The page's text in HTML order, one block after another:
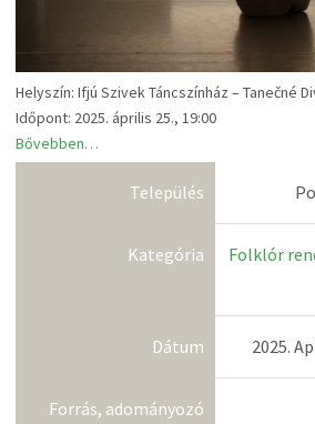
Helyszín: Ifjú Szivek Táncszínház – Tanečné
Időpont: 2025. április 25., 19:00
Bővebben…
Település
Kategória Folklór
Dátum 2025.
Forrás, adományozó